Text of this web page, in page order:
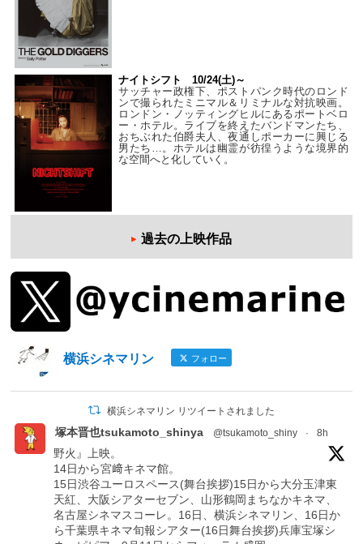
ナイトシフト 10/24(土)～
サッチャー政権下、ポストパンク時代のロンド
ンで撮られたミニマル＆リミナルな対抗映画。
ロンドン・ノッティングヒルにあるポートベロ
ー・ホテル。ライブを終えたバンドマンたち、
おちぶれた伯爵夫人、夜通しポーカーに興じる
男たち…。ホテルは幽霊が彷徨うような境界的
な空間へと化していく。
過去の上映作品
横浜シネマリン フォロー
横浜シネマリン リツイートされました
塚本晋也tsukamoto_shinya @tsukamoto_shiny · 8h
野火』上映。
14日から宮﨑キネマ館。
15日渋谷ユーロスペース(舞台挨拶)15日から大分玉津東
天紅、大阪シアターセブン、山形鶴岡まちなかキネマ、
名古屋シネマスコーレ。16日、横浜シネマリン、16日か
ら千葉県キネマ旬報シアター(16日舞台挨拶)兵庫宝塚シ